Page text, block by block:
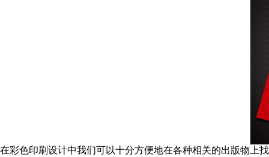
在彩色印刷设计中我们可以十分方便地在各种相关的出版物上